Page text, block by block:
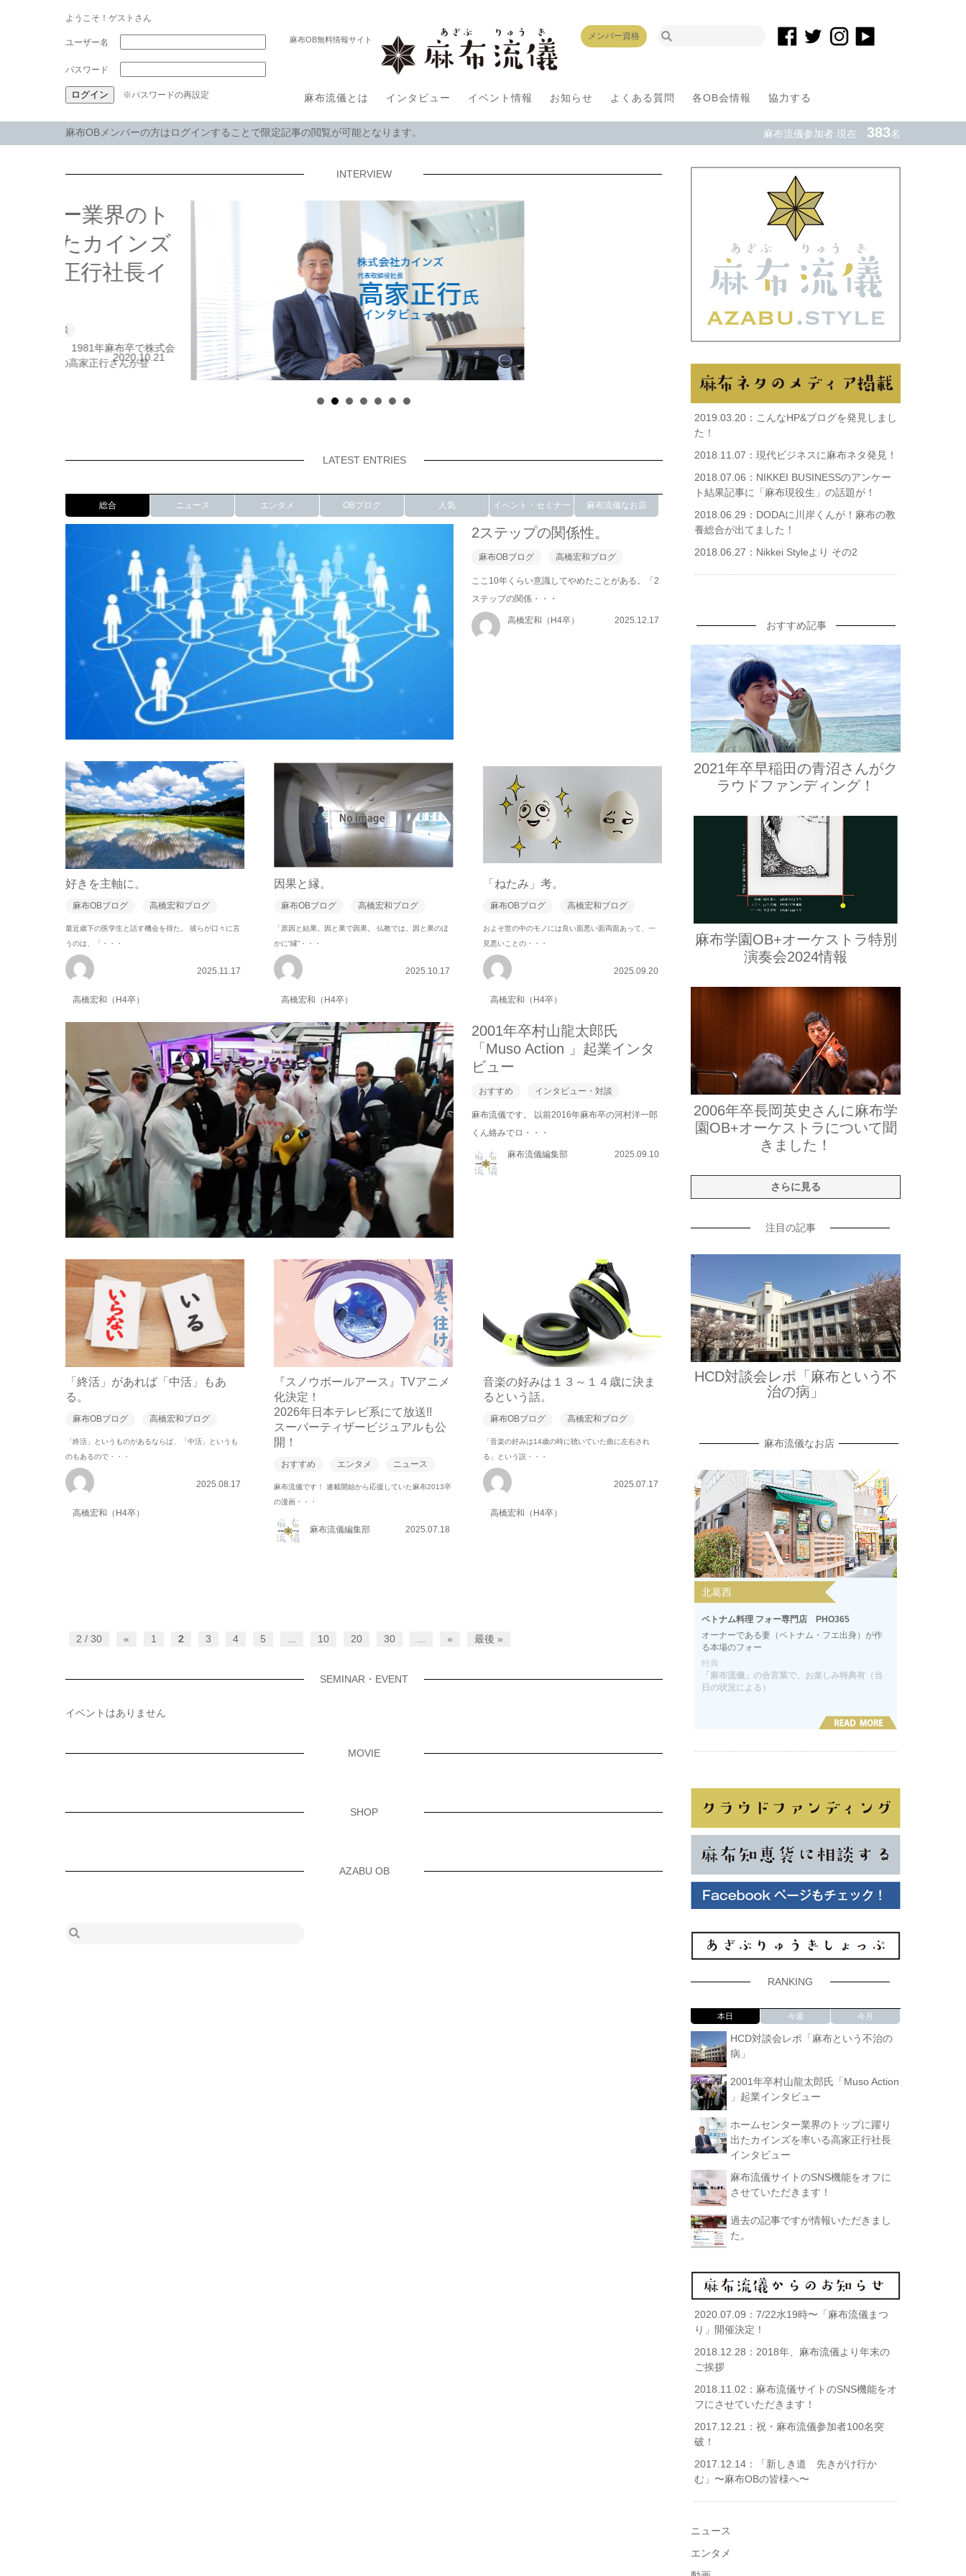
ようこそ！ゲストさん
パスワード
※パスワードの再設定
麻布OB無料情報サイト メンバー資格
麻布流儀とは インタビュー イベント情報 お知らせ よくある質問 各OB会情報 協力する
麻布OBメンバーの方はログインすることで限定記事の閲覧が可能となります。 麻布流儀参加者 現在 383名
INTERVIEW
2013年卒の建築漫画家
「芦藻 彬」さんインタビ
ュー
去る7/22コロナ禍で「麻布流儀まつり」なるオンライン
イベントを開催したところ、急遽現校長である平
秀・・・
麻布流儀編集部 2020.08.19
2016年麻布卒
生、ロボコンで
ニュース インタビュー・対談
今年のNHK学生ロボコンで優勝し
LATEST ENTRIES
総合 ニュース エンタメ OBブログ 人気 イベント・セミナー 麻布流儀なお店
2ステップの関係性。
麻布OBブログ 高橋宏和ブログ
ここ10年くらい意識してやめたことがある。「2
ステップの関係・・・
高橋宏和（H4卒） 2025.12.17
好きを主軸に。
麻布OBブログ 高橋宏和ブログ
最近歳下の医学生と話す機会を得た。 彼らが口々に言
うのは、「・・・
高橋宏和（H4卒）
2025.11.17
因果と縁。
麻布OBブログ 高橋宏和ブログ
「原因と結果。因と果で因果。 仏教では、因と果のほ
かに“縁”・・・
高橋宏和（H4卒）
2025.10.17
「ねたみ」考。
麻布OBブログ 高橋宏和ブログ
およそ世の中のモノには良い面悪い面両面あって、一
見悪いことの・・・
高橋宏和（H4卒）
2025.09.20
2001年卒村山龍太郎氏
「Muso Action 」起業インタ
ビュー
おすすめ インタビュー・対談
麻布流儀です。 以前2016年麻布卒の河村洋一郎
くん絡みでロ・・・
麻布流儀編集部 2025.09.10
「終活」があれば「中活」もあ
る。
麻布OBブログ 高橋宏和ブログ
「終活」というものがあるならば、「中活」というも
のもあるので・・・
高橋宏和（H4卒）
2025.08.17
『スノウボールアース』TVアニメ
化決定！
2026年日本テレビ系にて放送!!
スーパーティザービジュアルも公
開！
おすすめ エンタメ ニュース
麻布流儀です！ 連載開始から応援していた麻布2013卒
の漫画・・・
麻布流儀編集部 2025.07.18
音楽の好みは１３～１４歳に決ま
るという話。
麻布OBブログ 高橋宏和ブログ
「音楽の好みは14歳の時に聴いていた曲に左右され
る」という説・・・
高橋宏和（H4卒）
2025.07.17
2 / 30 « 1 2 3 4 5 10 20 30 » 最後 »
SEMINAR・EVENT
イベントはありません
MOVIE
SHOP
AZABU OB
2019.03.20： こんなHP&ブログを発見しまし
た！
2018.11.07： 現代ビジネスに麻布ネタ発見！
2018.07.06： NIKKEI BUSINESSのアンケー
ト結果記事に「麻布現役生」の話題が！
2018.06.29： DODAに川岸くんが！麻布の教
養総合が出てました！
2018.06.27： Nikkei Styleより その2
おすすめ記事
2021年卒早稲田の青沼さんがク
ラウドファンディング！
麻布学園OB+オーケストラ特別
演奏会2024情報
2006年卒長岡英史さんに麻布学
園OB+オーケストラについて聞
きました！
さらに見る
注目の記事
HCD対談会レポ「麻布という不
治の病」
麻布流儀なお店
北葛西
ベトナム料理 フォー専門店 PHO365
オーナーである妻（ベトナム・フエ出身）が作
る本場のフォー
特典
「麻布流儀」の合言葉で、お楽しみ特典有（当
日の状況による）
RANKING
本日 今週 今月
HCD対談会レポ「麻布という不治の
病」
2001年卒村山龍太郎氏「Muso Action
」起業インタビュー
ホームセンター業界のトップに躍り
出たカインズを率いる高家正行社長
インタビュー
麻布流儀サイトのSNS機能をオフに
させていただきます！
過去の記事ですが情報いただきまし
た。
2020.07.09： 7/22水19時〜「麻布流儀まつ
り」開催決定！
2018.12.28： 2018年、麻布流儀より年末の
ご挨拶
2018.11.02： 麻布流儀サイトのSNS機能をオ
フにさせていただきます！
2017.12.21： 祝・麻布流儀参加者100名突
破！
2017.12.14：
「新しき道 先きがけ行か
む」〜麻布OBの皆様へ〜
ニュース
エンタメ